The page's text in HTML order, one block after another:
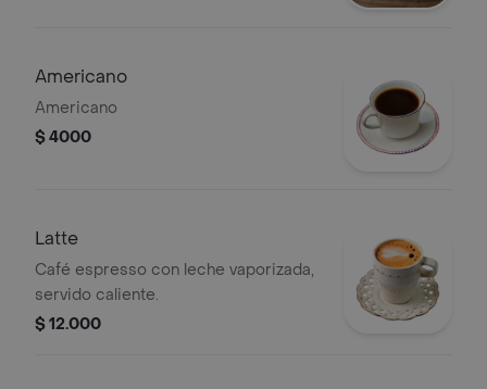
Americano
Americano
$ 4000
Latte
Café espresso con leche vaporizada,
servido caliente.
$ 12.000